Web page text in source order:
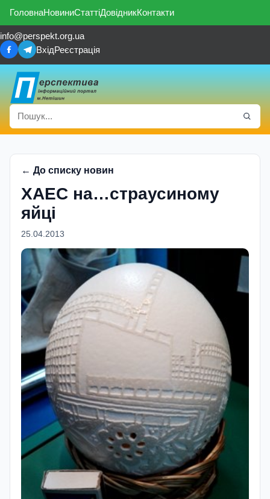
ГоловнаНовиниСтаттіДовідникКонтакти
info@perspekt.org.ua
ВхідРеєстрація
← До списку новин
ХАЕС на…страусиному
яйці
25.04.2013